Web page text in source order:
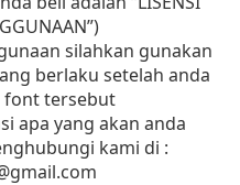
silahkan gunakan
berlaku setelah anda
font tersebut
apa yang akan anda
kami di :